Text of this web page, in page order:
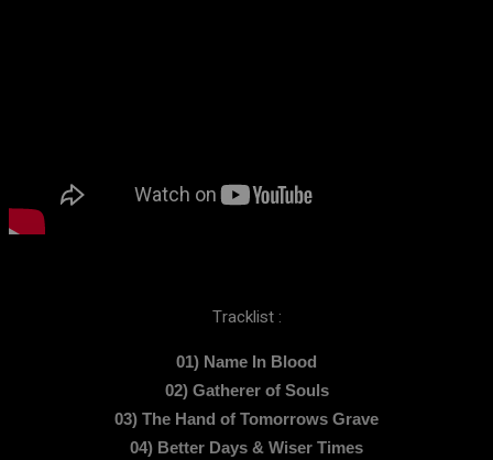
Tracklist :
01) Name In Blood
02) Gatherer of Souls
03) The Hand of Tomorrows Grave
04) Better Days & Wiser Times